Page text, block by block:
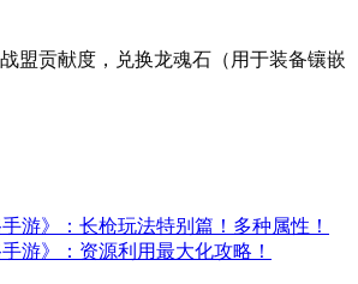
战盟贡献度，兑换龙魂石（用于装备镶嵌
手游》：长枪玩法特别篇！多种属性！
手游》：资源利用最大化攻略​！